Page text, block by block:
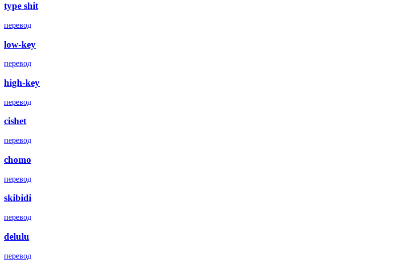
type shit
перевод
low-key
перевод
high-key
перевод
cishet
перевод
chomo
перевод
skibidi
перевод
delulu
перевод